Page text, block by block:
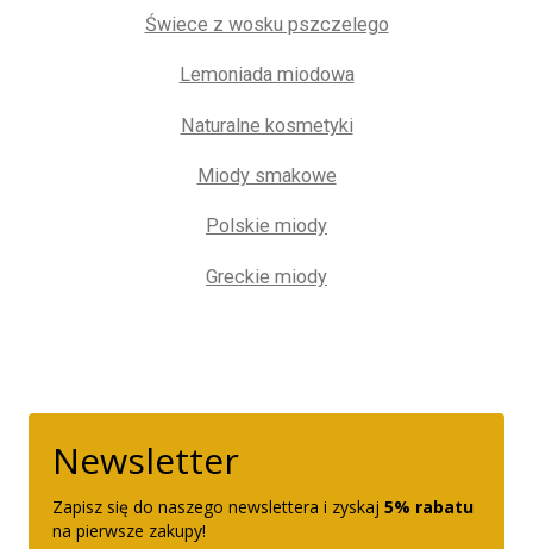
Świece z wosku pszczelego
Lemoniada miodowa
Naturalne kosmetyki
Miody smakowe
Polskie miody
Greckie miody
Newsletter
Zapisz się do naszego newslettera i zyskaj 5% rabatu
na pierwsze zakupy!